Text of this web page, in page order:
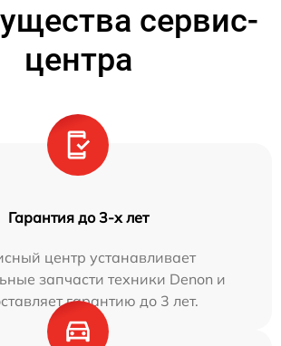
сервис-
центра
Гарантия до 3-х лет
центр устанавливает
запчасти техники Denon и
гарантию до 3 лет.